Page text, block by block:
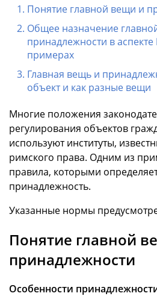
Понятие главной вещи и
Общее назначение
принадлежности в
примерах
Главная вещь и
объект и как разные вещи
Многие положения
регулирования объектов
используют институты,
римского права. Одним из
правила, которыми
принадлежность.
Указанные нормы
Понятие главной
принадлежности
Особенности